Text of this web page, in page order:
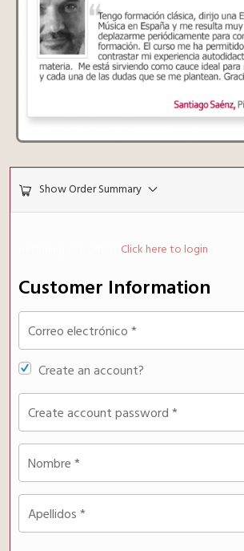
Show Order Summary
Click here to login
Customer Information
Correo electrónico*
Create an account?
Create account password*
Nombre*
Apellidos*